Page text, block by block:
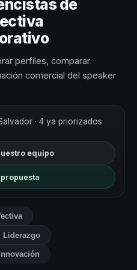
de
perfiles, comparar
comercial del speaker
· 4 ya priorizados
equipo
Liderazgo
Innovación